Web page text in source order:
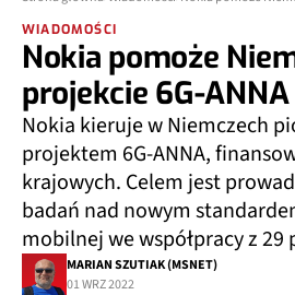
WIADOMOŚCI
Nokia pomoże
projekcie 6G-ANNA
Nokia kieruje w Niemczech
projektem 6G-ANNA,
krajowych. Celem jest
badań nad nowym
mobilnej we współpracy z
MARIAN SZUTIAK (MSNET)
01 WRZ 2022